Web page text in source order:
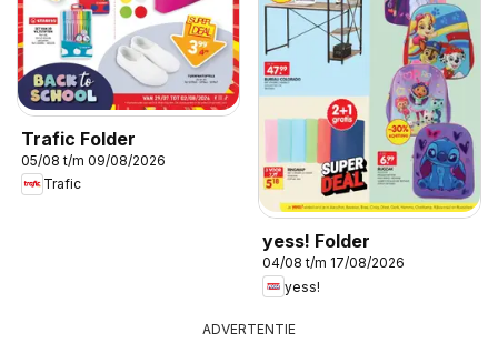
Trafic Folder
05/08 t/m 09/08/2026
Trafic
yess! Folder
04/08 t/m 17/08/2026
yess!
ADVERTENTIE